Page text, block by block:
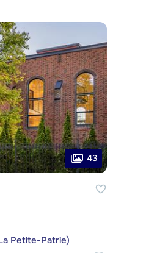
43
Petite-Patrie)